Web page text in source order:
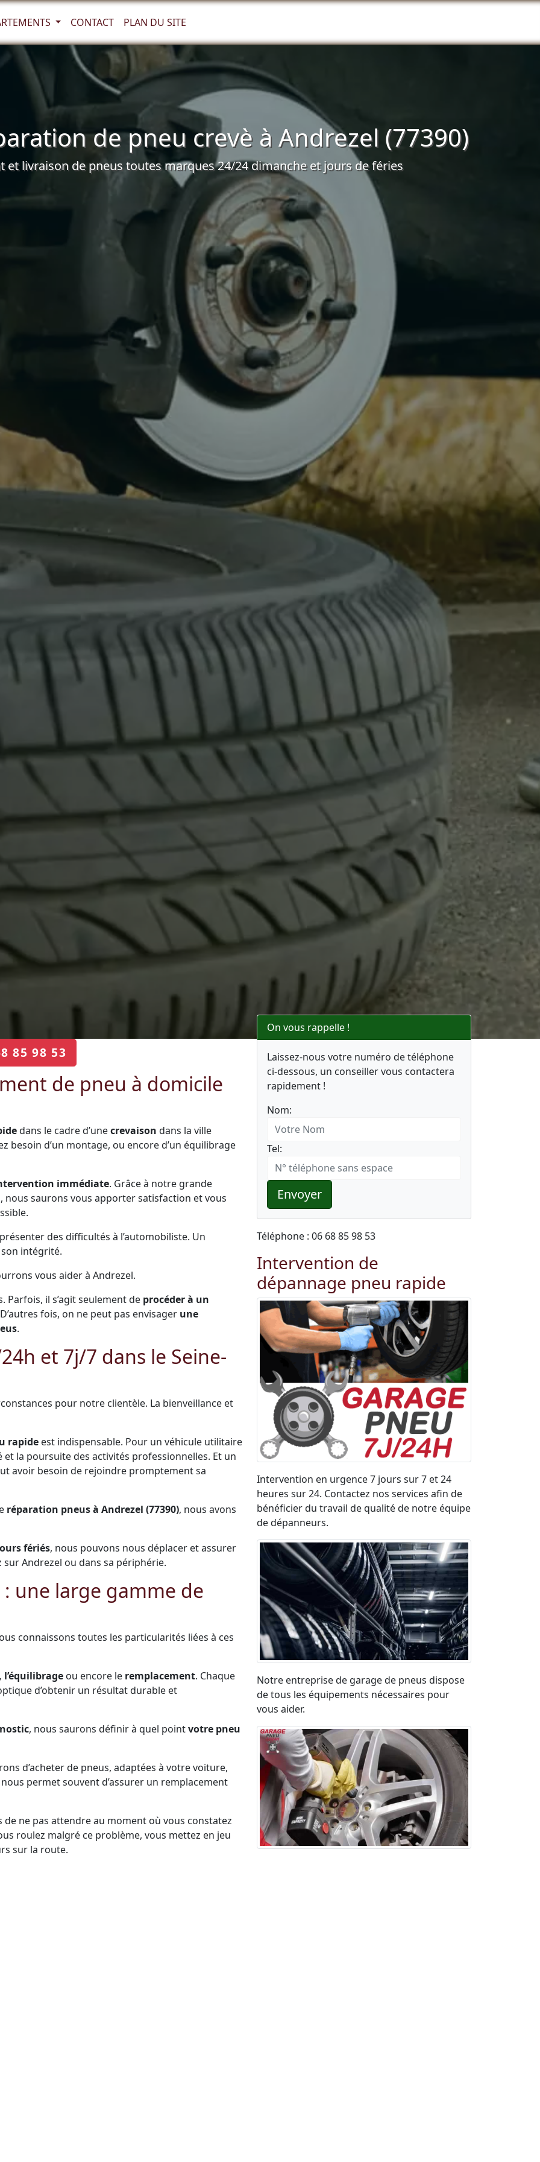
CONTACT PLAN DU SITE
de pneu crevè à Andrezel (77390)
et livraison de pneus toutes marques 24/24 dimanche et jours de féries
85 98 53
de pneu à domicile
dans le cadre d’unecrevaison dans la ville
besoin d’un montage, ou encore d’un équilibrage
immédiate. Grâce à notre grande
nous saurons vous apporter satisfaction et vous
des difficultés à l’automobiliste. Un
intégrité.
vous aider à Andrezel.
Parfois, il s’agit seulement de procéder à un
fois, on ne peut pas envisager une
.
et 7j/7 dans le Seine-
pour notre clientèle. La bienveillance et
rapide est indispensable. Pour un véhicule utilitaire
la poursuite des activités professionnelles. Et un
avoir besoin de rejoindre promptement sa
réparation pneus à Andrezel (77390), nous avons
fériés, nous pouvons nous déplacer et assurer
Andrezel ou dans sa périphérie.
une large gamme de
connaissons toutes les particularités liées à ces
ou encore le remplacement. Chaque
d’obtenir un résultat durable et
, nous saurons définir à quel pointvotre pneu
d’acheter de pneus, adaptées à votre voiture,
permet souvent d’assurer un remplacement
ne pas attendre au moment où vous constatez
roulez malgré ce problème, vous mettez en jeu
sur la route.
On vous rappelle !
Laissez-nous votre numéro de téléphone
ci-dessous, un conseiller vous contactera
rapidement !
Nom:
Tel:
Envoyer
Téléphone : 06 68 85 98 53
Intervention de
dépannage pneu rapide
Intervention en urgence 7 jours sur 7 et 24
heures sur 24. Contactez nos services afin de
bénéficier du travail de qualité de notre équipe
de dépanneurs.
Notre entreprise de garage de pneus dispose
de tous les équipements nécessaires pour
vous aider.